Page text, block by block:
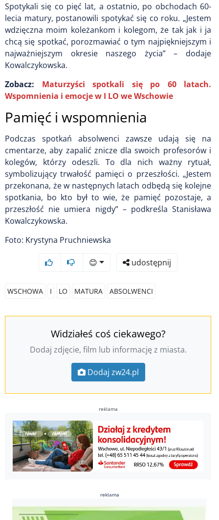
Spotykali się co pięć lat, a ostatnio, po obchodach 60-
lecia matury, postanowili spotykać się co roku. „Jestem
wdzięczna moim koleżankom i kolegom, że tak jak i ja
chcą się spotkać, porozmawiać o tym najpiękniejszym i
najważniejszym okresie naszego życia” – dodaje
Kowalczykowska.
Zobacz: Maturzyści spotkali się po 60 latach.
Wspomnienia i emocje w I LO we Wschowie
Pamięć i wspomnienia
Podczas spotkań absolwenci zawsze udają się na
cmentarze, aby zapalić znicze dla swoich profesorów i
kolegów, którzy odeszli. To dla nich ważny rytuał,
symbolizujący trwałość pamięci o przeszłości. „Jestem
przekonana, że w następnych latach odbędą się kolejne
spotkania, bo kto był to wie, że pamięć pozostaje, a
przeszłość nie umiera nigdy” – podkreśla Stanisława
Kowalczykowska.
Foto: Krystyna Pruchniewska
😊 udostępnij
WSCHOWA I LO MATURA ABSOLWENCI
Widziałeś coś ciekawego?
Dodaj zdjęcie, film lub informację z miasta.
Dodaj zw24.pl
reklama
reklama